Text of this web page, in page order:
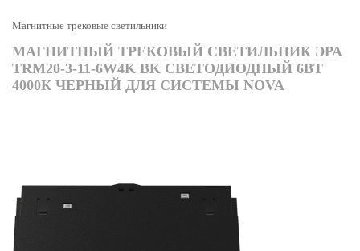
Магнитные трековые светильники
МАГНИТНЫЙ ТРЕКОВЫЙ СВЕТИЛЬНИК ЭРА
TRM20-3-11-6W4K BK СВЕТОДИОДНЫЙ 6ВТ
4000К ЧЕРНЫЙ ДЛЯ СИСТЕМЫ NOVA